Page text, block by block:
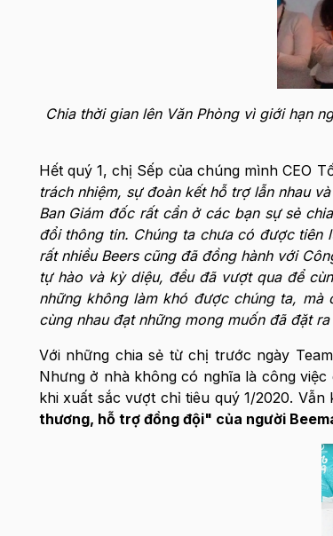
Chia thời gian lên Văn Phòng vì giới hạn
Hết quý 1, chị Sếp của chúng mình CEO
trách nhiệm, sự đoàn kết hỗ trợ lẫn nhau
Ban Giám đốc rất cần ở các bạn sự sẻ
đổi thông tin. Chúng ta chưa có được tiên
rất nhiều Beers cũng đã đồng hành với
tự hào và kỳ diệu, đều đã vượt qua để
những không làm khó được chúng ta, mà
cùng nhau đạt những mong muốn đã đặt
Với những chia sẻ từ chị trước ngày
Nhưng ở nhà không có nghĩa là công
khi xuất sắc vượt chỉ tiêu quý 1/2020.
thương, hỗ trợ đồng đội" của người